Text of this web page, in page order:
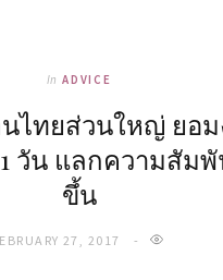
In ADVICE
ไทยส่วนใหญ่ ยอ
วัน แลกความสัม
ขึ้น
27, 2017